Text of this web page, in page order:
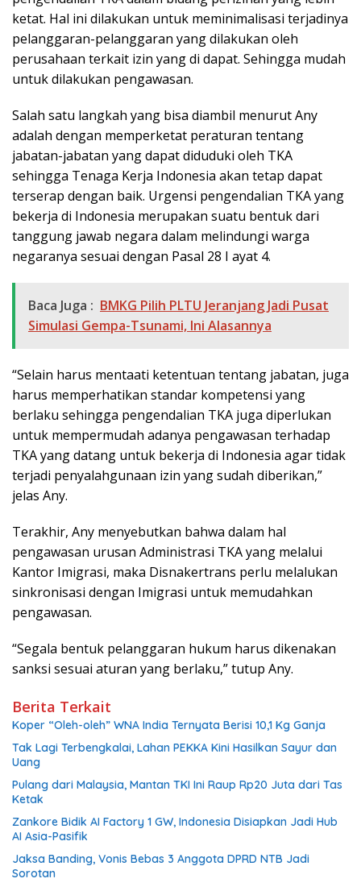
ketat. Hal ini dilakukan untuk meminimalisasi terjadinya
pelanggaran-pelanggaran yang dilakukan oleh
perusahaan terkait izin yang di dapat. Sehingga mudah
untuk dilakukan pengawasan.
Salah satu langkah yang bisa diambil menurut Any
adalah dengan memperketat peraturan tentang
jabatan-jabatan yang dapat diduduki oleh TKA
sehingga Tenaga Kerja Indonesia akan tetap dapat
terserap dengan baik. Urgensi pengendalian TKA yang
bekerja di Indonesia merupakan suatu bentuk dari
tanggung jawab negara dalam melindungi warga
negaranya sesuai dengan Pasal 28 I ayat 4.
Baca Juga : BMKG Pilih PLTU Jeranjang Jadi Pusat
Simulasi Gempa-Tsunami, Ini Alasannya
“Selain harus mentaati ketentuan tentang jabatan, juga
harus memperhatikan standar kompetensi yang
berlaku sehingga pengendalian TKA juga diperlukan
untuk mempermudah adanya pengawasan terhadap
TKA yang datang untuk bekerja di Indonesia agar tidak
terjadi penyalahgunaan izin yang sudah diberikan,”
jelas Any.
Terakhir, Any menyebutkan bahwa dalam hal
pengawasan urusan Administrasi TKA yang melalui
Kantor Imigrasi, maka Disnakertrans perlu melalukan
sinkronisasi dengan Imigrasi untuk memudahkan
pengawasan.
“Segala bentuk pelanggaran hukum harus dikenakan
sanksi sesuai aturan yang berlaku,” tutup Any.
Berita Terkait
Koper “Oleh-oleh” WNA India Ternyata Berisi 10,1 Kg Ganja
Tak Lagi Terbengkalai, Lahan PEKKA Kini Hasilkan Sayur dan
Uang
Pulang dari Malaysia, Mantan TKI Ini Raup Rp20 Juta dari Tas
Ketak
Zankore Bidik AI Factory 1 GW, Indonesia Disiapkan Jadi Hub
AI Asia-Pasifik
Jaksa Banding, Vonis Bebas 3 Anggota DPRD NTB Jadi
Sorotan